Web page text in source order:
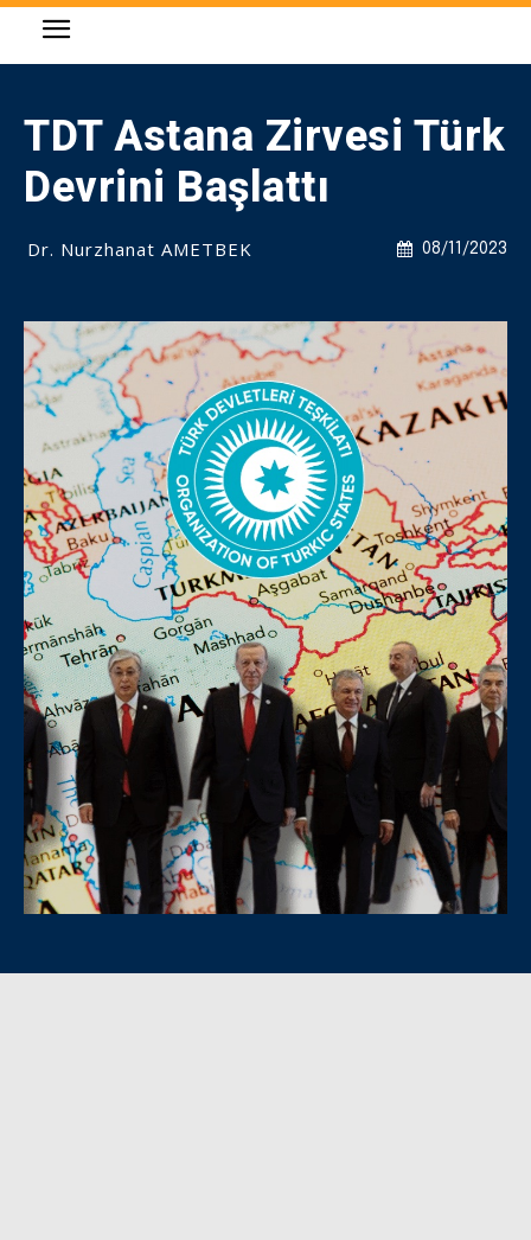
TDT Astana Zirvesi Türk
Devrini Başlattı
08/11/2023
Dr. Nurzhanat AMETBEK